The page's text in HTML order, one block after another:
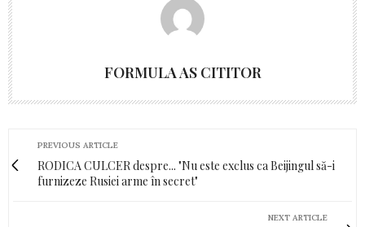
FORMULA AS CITITOR
PREVIOUS ARTICLE
RODICA CULCER despre... "Nu este exclus ca Beijingul să-i
furnizeze Rusiei arme în secret"
NEXT ARTICLE